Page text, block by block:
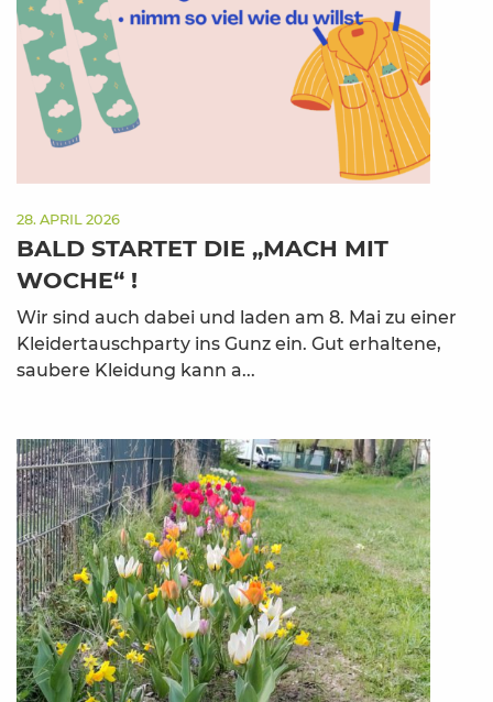
28. APRIL 2026
BALD STARTET DIE „MACH MIT
WOCHE“ !
Wir sind auch dabei und laden am 8. Mai zu einer
Kleidertauschparty ins Gunz ein. Gut erhaltene,
saubere Kleidung kann a...